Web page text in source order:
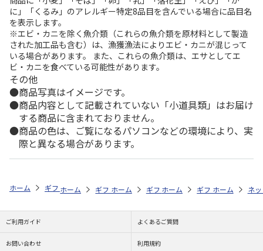
に」「くるみ」のアレルギー特定8品目を含んでいる場合に品目名
を表示します。
※エビ・カニを除く魚介類（これらの魚介類を原材料として製造
された加工品も含む）は、漁獲漁法によりエビ・カニが混じって
いる場合があります。 また、これらの魚介類は、エサとしてエ
ビ・カニを食べている可能性があります。
その他
商品写真はイメージです。
商品内容として記載されていない「小道具類」はお届け
する商品に含まれておりません。
商品の色は、ご覧になるパソコンなどの環境により、実
際と異なる場合があります。
ホーム ギフトストア お中元・夏ギフト特集 2026 ドリンク ＜
ホーム ギフトストア お中元・夏ギフト特集 2026
ホーム ギフトストア お中元・夏ギフト
ホーム ギフトストア お
ホーム ネ
ご利用ガイド よくあるご質問
お問い合わせ 利用規約